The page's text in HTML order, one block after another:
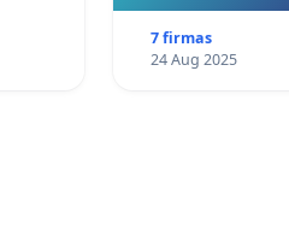
7 firmas
24 Aug 2025